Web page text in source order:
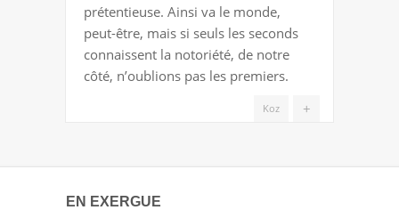
prétentieuse. Ainsi va le monde,
peut-être, mais si seuls les seconds
connaissent la notoriété, de notre
côté, n’oublions pas les premiers.
+
Koz
EN EXERGUE